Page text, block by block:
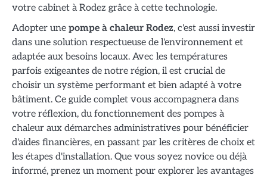
votre cabinet à Rodez grâce à cette technologie.
Adopter une pompe à chaleur Rodez, c'est aussi investir
dans une solution respectueuse de l'environnement et
adaptée aux besoins locaux. Avec les températures
parfois exigeantes de notre région, il est crucial de
choisir un système performant et bien adapté à votre
bâtiment. Ce guide complet vous accompagnera dans
votre réflexion, du fonctionnement des pompes à
chaleur aux démarches administratives pour bénéficier
d'aides financières, en passant par les critères de choix et
les étapes d'installation. Que vous soyez novice ou déjà
informé, prenez un moment pour explorer les avantages